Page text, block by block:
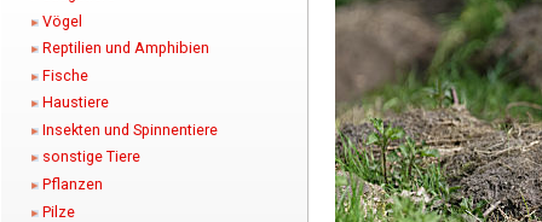
Vögel
Reptilien und Amphibien
Fische
Haustiere
Insekten und Spinnentiere
sonstige Tiere
Pflanzen
Pilze